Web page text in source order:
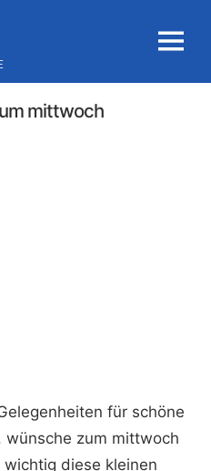
MENU
mittwoch
für schöne
wünsche zum mittwoch
diese kleinen